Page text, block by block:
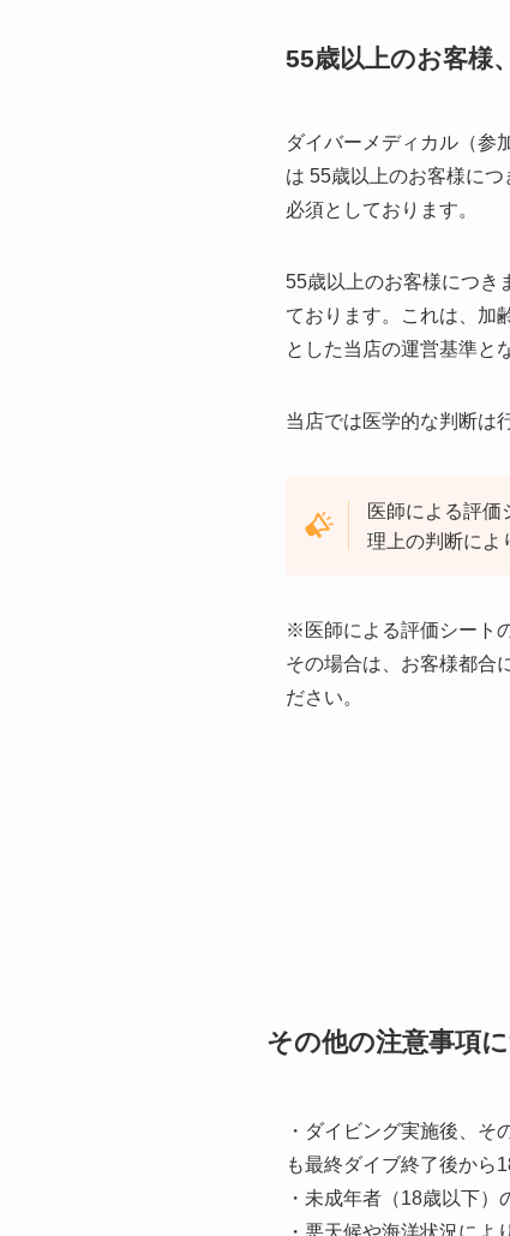
55歳以上のお客様
ダイバーメディカル（参
は 55歳以上のお客様に
必須としております。
55歳以上のお客様につき
ております。これは、加
とした当店の運営基準と
当店では医学的な判断は
医師による評価
理上の判断によ
※医師による評価シート
その場合は、お客様都合
ださい。
その他の注意事項
・ダイビング実施後、
も最終ダイブ終了後から
・未成年者（18歳以下）